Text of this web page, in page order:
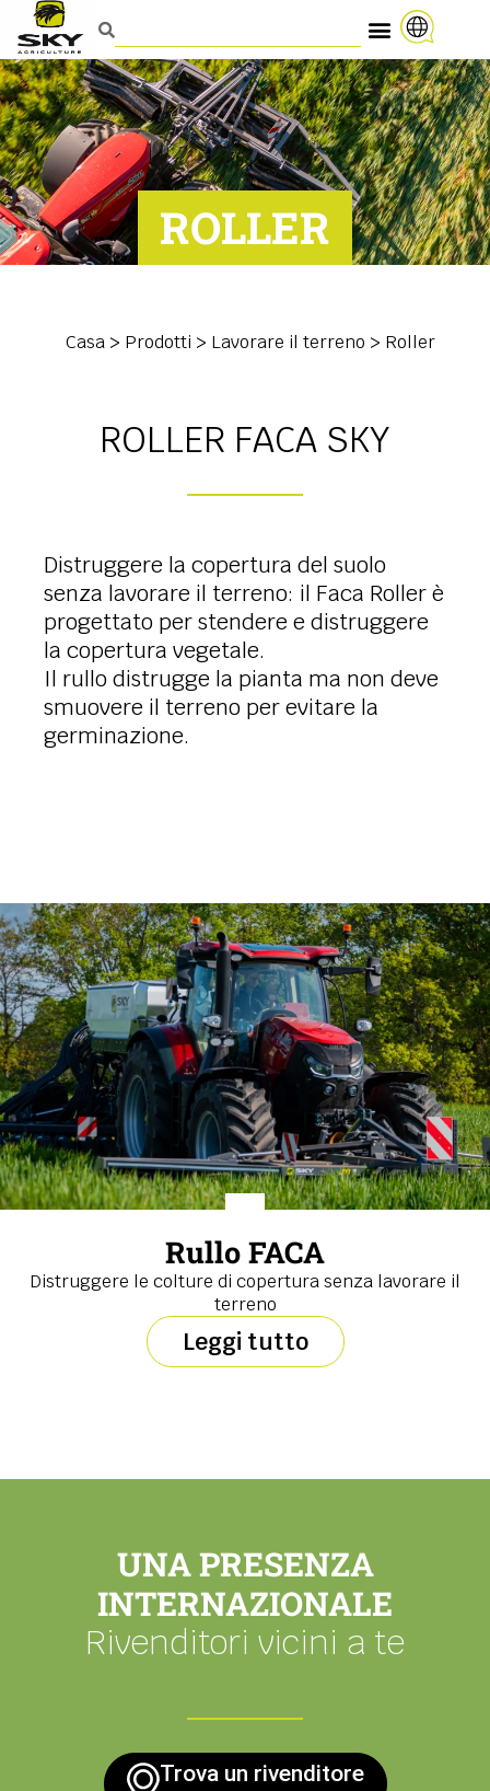
ROLLER
Casa > Prodotti > Lavorare il terreno > Roller
ROLLER FACA SKY
Distruggere la copertura del suolo
senza lavorare il terreno: il Faca Roller è
progettato per stendere e distruggere
la copertura vegetale.
Il rullo distrugge la pianta ma non deve
smuovere il terreno per evitare la
germinazione.
Rullo FACA
Distruggere le colture di copertura senza lavorare il
terreno
Leggi tutto
UNA PRESENZA
INTERNAZIONALE
Rivenditori vicini a te
Trova un rivenditore